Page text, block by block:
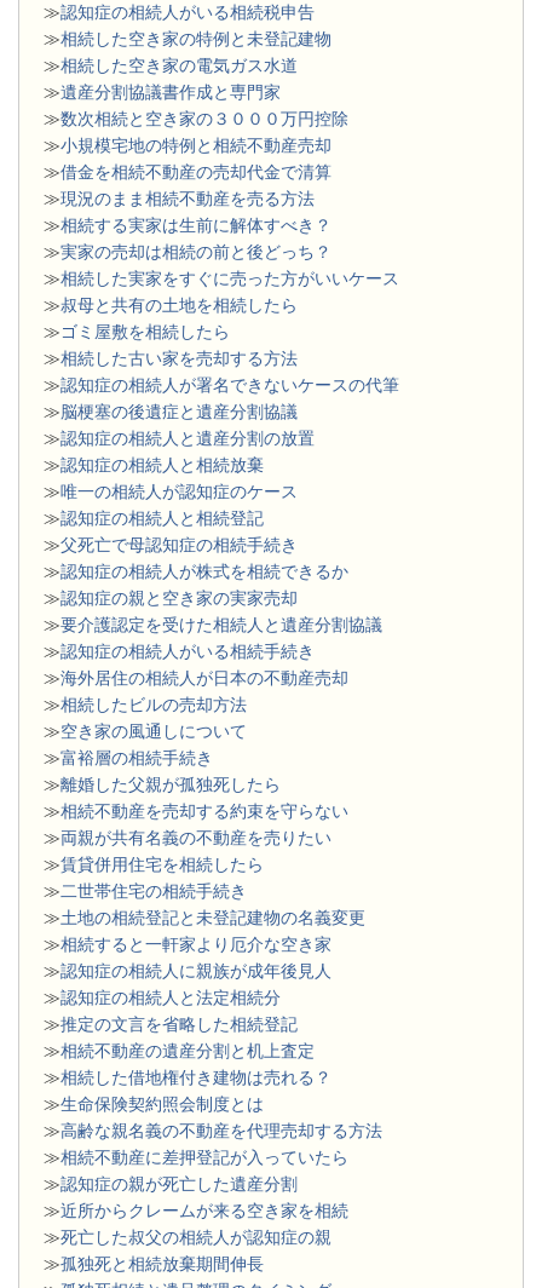
≫認知症の相続人がいる相続税申告
≫相続した空き家の特例と未登記建物
≫相続した空き家の電気ガス水道
≫遺産分割協議書作成と専門家
≫数次相続と空き家の３０００万円控除
≫小規模宅地の特例と相続不動産売却
≫借金を相続不動産の売却代金で清算
≫現況のまま相続不動産を売る方法
≫相続する実家は生前に解体すべき？
≫実家の売却は相続の前と後どっち？
≫相続した実家をすぐに売った方がいいケース
≫叔母と共有の土地を相続したら
≫ゴミ屋敷を相続したら
≫相続した古い家を売却する方法
≫認知症の相続人が署名できないケースの代筆
≫脳梗塞の後遺症と遺産分割協議
≫認知症の相続人と遺産分割の放置
≫認知症の相続人と相続放棄
≫唯一の相続人が認知症のケース
≫認知症の相続人と相続登記
≫父死亡で母認知症の相続手続き
≫認知症の相続人が株式を相続できるか
≫認知症の親と空き家の実家売却
≫要介護認定を受けた相続人と遺産分割協議
≫認知症の相続人がいる相続手続き
≫海外居住の相続人が日本の不動産売却
≫相続したビルの売却方法
≫空き家の風通しについて
≫富裕層の相続手続き
≫離婚した父親が孤独死したら
≫相続不動産を売却する約束を守らない
≫両親が共有名義の不動産を売りたい
≫賃貸併用住宅を相続したら
≫二世帯住宅の相続手続き
≫土地の相続登記と未登記建物の名義変更
≫相続すると一軒家より厄介な空き家
≫認知症の相続人に親族が成年後見人
≫認知症の相続人と法定相続分
≫推定の文言を省略した相続登記
≫相続不動産の遺産分割と机上査定
≫相続した借地権付き建物は売れる？
≫生命保険契約照会制度とは
≫高齢な親名義の不動産を代理売却する方法
≫相続不動産に差押登記が入っていたら
≫認知症の親が死亡した遺産分割
≫近所からクレームが来る空き家を相続
≫死亡した叔父の相続人が認知症の親
≫孤独死と相続放棄期間伸長